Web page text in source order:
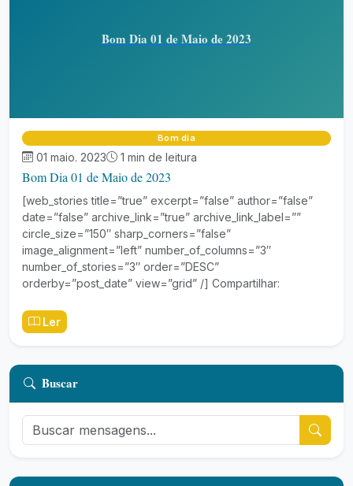
Bom Dia 01 de Maio de 2023
Bom dia
01 maio. 2023 1 min de leitura
Bom Dia 01 de Maio de 2023
[web_stories title=”true” excerpt=”false” author=”false”
date=”false” archive_link=”true” archive_link_label=””
circle_size=”150″ sharp_corners=”false”
image_alignment=”left” number_of_columns=”3″
number_of_stories=”3″ order=”DESC”
orderby=”post_date” view=”grid” /] Compartilhar:
Ler
Buscar